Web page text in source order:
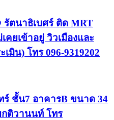
รัตนาธิเบศร์ ติด MRT
คยเข้าอยู่ วิวเมืองและ
มิน) โทร 096-9319202
ชั้น7 อาคารB ขนาด 34
กติวานนท์ โทร